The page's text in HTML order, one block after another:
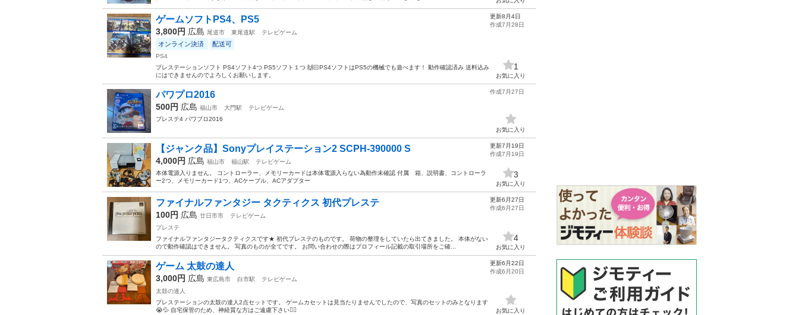
ゲームソフトPS4、PS5
3,800円 広島 尾道市 東尾道駅 テレビゲーム
オンライン決済 配送可
PS4
プレステーションソフト PS4ソフト4つ PS5ソフト１つ 🙌🏻PS4ソフトはPS5の機械でも遊べます！ 動作確認済み 送料込み
にはできませんのでよろしくお願いします。
更新8月4日
作成7月28日
1
お気に入り
パワプロ2016
500円 広島 福山市 大門駅
テレビゲーム
プレステ4 パワプロ2016
作成7月27日
お気に入り
【ジャンク品】Sonyプレイステーション2 SCPH-390000 S
4,000円 広島 福山市 福山駅
テレビゲーム
本体電源入りません。 コントローラー、メモリーカードは本体電源入らない為動作未確認 付属 箱、説明書、コントローラ
ー2つ、メモリーカード1つ、ACケーブル、ACアダプター
更新7月19日
作成7月19日
3
お気に入り
ファイナルファンタジー タクティクス 初代プレステ
100円 広島 廿日市市
テレビゲーム
プレステ
ファイナルファンタジータクティクスです★ 初代プレステのものです。 荷物の整理をしていたら出てきました。 本体がない
ので動作確認はできません。 写真のものが全てです。 お問い合わせの際はプロフィール記載の取引場所をご確...
更新6月27日
作成6月27日
4
お気に入り
ゲーム 太鼓の達人
3,000円 広島 東広島市 白市駅
テレビゲーム
太鼓の達人
プレステーションの太鼓の達人2点セットです。 ゲームカセットは見当たりませんでしたので、写真のセットのみとなります
😭💦 自宅保管のため、神経質な方はご遠慮下さい🙇‍♀️
更新6月22日
作成6月20日
お気に入り